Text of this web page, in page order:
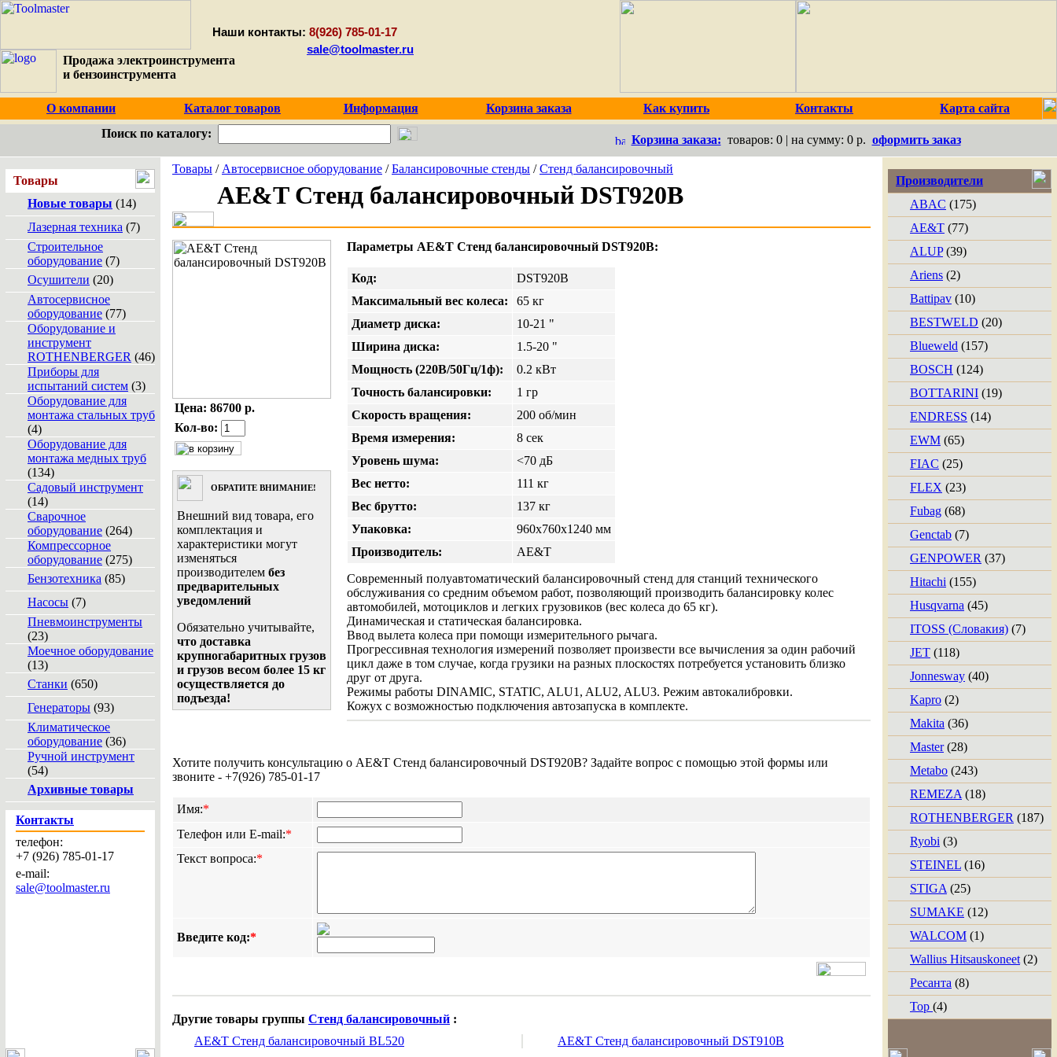
Продажа электроинструмента
и бензоинструмента
Наши контакты: 8(926) 785-01-17
sale@toolmaster.ru
О компании Каталог товаров Информация Корзина заказа Как купить Контакты
Карта сайта
Поиск по каталогу:
Корзина заказа: товаров: 0 | на сумму: 0 р. оформить заказ
Товары
Новые товары (14)
Лазерная техника (7)
Строительное
оборудование (7)
Осушители (20)
Автосервисное
оборудование (77)
Оборудование и
инструмент
ROTHENBERGER (46)
Приборы для
испытаний систем (3)
Оборудование для
монтажа стальных труб
(4)
Оборудование для
монтажа медных труб
(134)
Садовый инструмент
(14)
Сварочное
оборудование (264)
Компрессорное
оборудование (275)
Бензотехника (85)
Насосы (7)
Пневмоинструменты
(23)
Моечное оборудование
(13)
Станки (650)
Генераторы (93)
Климатическое
оборудование (36)
Ручной инструмент
(54)
Архивные товары
Контакты
телефон:
+7 (926) 785-01-17
e-mail:
sale@toolmaster.ru
Товары / Автосервисное оборудование /Балансировочные стенды /Стенд балансировочный
AE&T Стенд балансировочный DST920B
Цена: 86700 р.
Кол-во:
ОБРАТИТЕ ВНИМАНИЕ!
Внешний вид товара, его
комплектация и
характеристики могут
изменяться
производителем без
предварительных
уведомлений
Обязательно учитывайте,
что доставка
крупногабаритных грузов
и грузов весом более 15 кг
осуществляется до
подъезда!
Параметры AE&T Стенд балансировочный DST920B:
Код:
DST920B
Максимальный вес колеса:
65 кг
Диаметр диска:
10-21 "
Ширина диска:
1.5-20 "
Мощность (220В/50Гц/1ф):
0.2 кВт
Точность балансировки:
1 гр
Скорость вращения:
200 об/мин
Время измерения:
8 сек
Уровень шума:
<70 дБ
Вес нетто:
111 кг
Вес брутто:
137 кг
Упаковка:
960х760х1240 мм
Производитель:
AE&T
Современный полуавтоматический балансировочный стенд для станций технического
обслуживания со средним объемом работ, позволяющий производить балансировку колес
автомобилей, мотоциклов и легких грузовиков (вес колеса до 65 кг).
Динамическая и статическая балансировка.
Ввод вылета колеса при помощи измерительного рычага.
Прогрессивная технология измерений позволяет произвести все вычисления за один рабочий
цикл даже в том случае, когда грузики на разных плоскостях потребуется установить близко
друг от друга.
Режимы работы DINAMIC, STATIC, ALU1, ALU2, ALU3. Режим автокалибровки.
Кожух с возможностью подключения автозапуска в комплекте.
Хотите получить консультацию о AE&T Стенд балансировочный DST920B? Задайте вопрос с помощью этой формы или
звоните - +7(926) 785-01-17
Имя:*
Телефон или E-mail:*
Текст вопроса:*
Введите код:*
Другие товары группы Стенд балансировочный :
AE&T Стенд балансировочный BL520
AE&T Стенд балансировочный DST910B
Производители
ABAC (175)
AE&T (77)
ALUP(39)
Ariens (2)
Battipav (10)
BESTWELD (20)
Blueweld (157)
BOSCH (124)
BOTTARINI (19)
ENDRESS (14)
EWM (65)
FIAC (25)
FLEX (23)
Fubag (68)
Genctab (7)
GENPOWER (37)
Hitachi (155)
Husqvarna (45)
ITOSS (Словакия) (7)
JET (118)
Jonnesway (40)
Kapro (2)
Makita (36)
Master(28)
Metabo (243)
REMEZA (18)
ROTHENBERGER (187)
Ryobi (3)
STEINEL (16)
STIGA (25)
SUMAKE (12)
WALCOM (1)
Wallius Hitsauskoneet (2)
Ресанта (8)
Тор (4)